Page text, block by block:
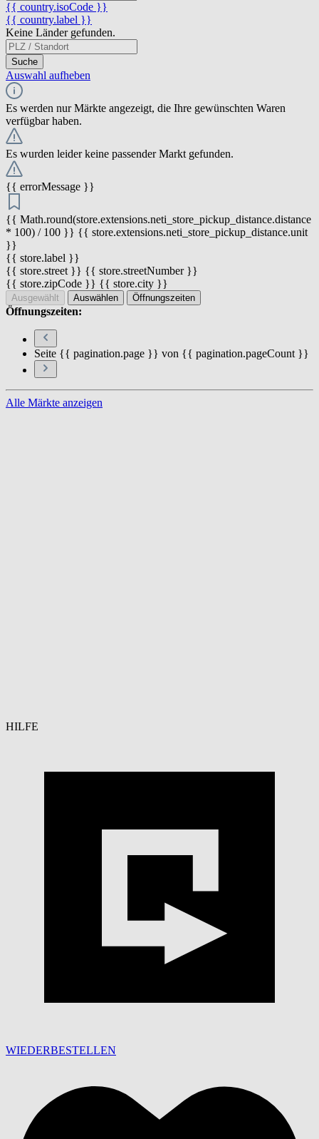
{{ country.isoCode }}
{{ country.label }}
Keine Länder gefunden.
Suche
Auswahl aufheben
Es werden nur Märkte angezeigt, die Ihre gewünschten Waren
verfügbar haben.
Es wurden leider keine passender Markt gefunden.
{{ errorMessage }}
{{ Math.round(store.extensions.neti_store_pickup_distance.distance
* 100) / 100 }} {{ store.extensions.neti_store_pickup_distance.unit
}}
{{ store.label }}
{{ store.street }} {{ store.streetNumber }}
{{ store.zipCode }} {{ store.city }}
Ausgewählt Auswählen Öffnungszeiten
Öffnungszeiten:
Seite {{ pagination.page }} von {{ pagination.pageCount }}
Alle Märkte anzeigen
HILFE
WIEDERBESTELLEN